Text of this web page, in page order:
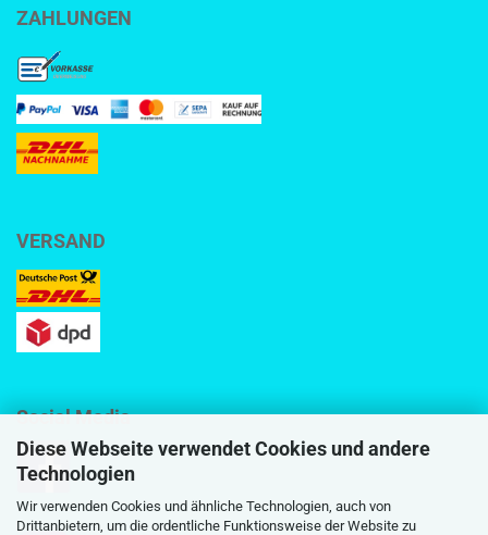
Diese Webseite verwendet Cookies und andere
Technologien
Wir verwenden Cookies und ähnliche Technologien, auch von
Drittanbietern, um die ordentliche Funktionsweise der Website zu
ZAHLUNGEN
VERSAND
Social Media